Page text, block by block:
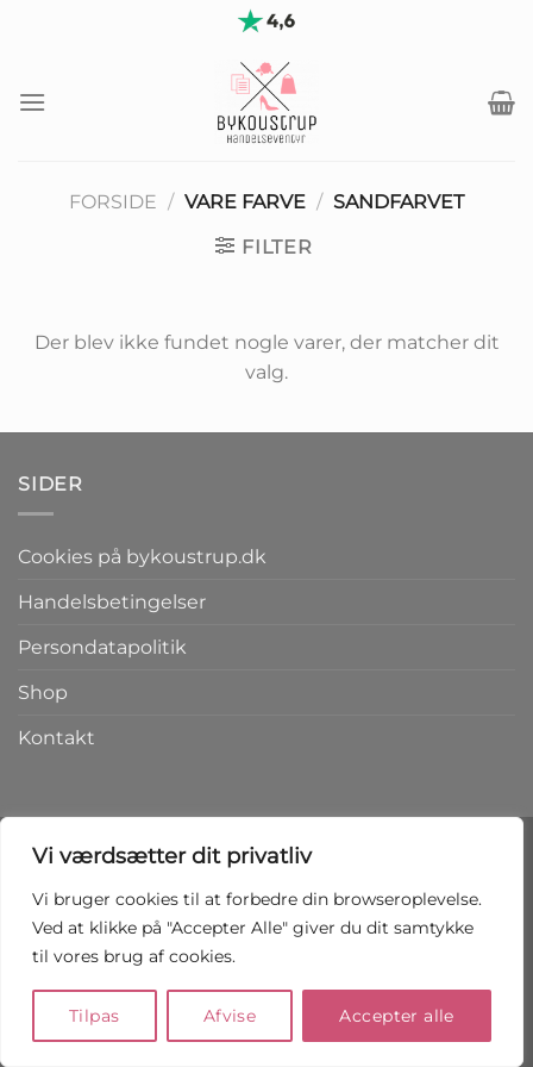
Vi værdsætter dit privatliv
Vi bruger cookies til at forbedre din browseroplevelse.
Ved at klikke på "Accepter Alle" giver du dit samtykke
til vores brug af cookies.
Tilpas Afvise Accepter alle
FORSIDE / VARE FARVE / SANDFARVET
FILTER
Der blev ikke fundet nogle varer, der matcher dit
valg.
SIDER
Cookies på bykoustrup.dk
Handelsbetingelser
Persondatapolitik
Shop
Kontakt
Copyright 2026 ©bykoustrup.dk
FORTRYD AFTALEN HER